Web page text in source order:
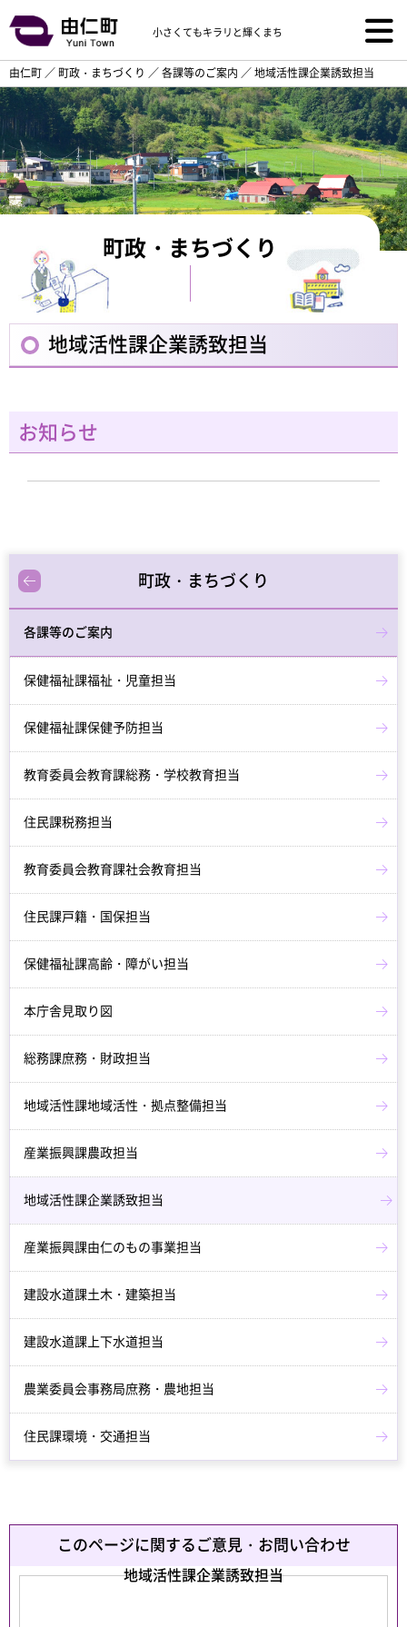
小さくてもキラリと輝くまち
由仁町 ／ 町政・まちづくり ／ 各課等のご案内 ／ 地域活性課企業誘致担当
町政・まちづくり
地域活性課企業誘致担当
お知らせ
町政・まちづくり
各課等のご案内
保健福祉課福祉・児童担当
保健福祉課保健予防担当
教育委員会教育課総務・学校教育担当
住民課税務担当
教育委員会教育課社会教育担当
住民課戸籍・国保担当
保健福祉課高齢・障がい担当
本庁舎見取り図
総務課庶務・財政担当
地域活性課地域活性・拠点整備担当
産業振興課農政担当
地域活性課企業誘致担当
産業振興課由仁のもの事業担当
建設水道課土木・建築担当
建設水道課上下水道担当
農業委員会事務局庶務・農地担当
住民課環境・交通担当
このページに関するご意見・お問い合わせ
地域活性課企業誘致担当